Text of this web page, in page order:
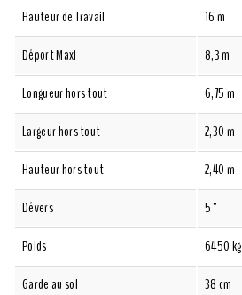
Hauteur de Travail
16 m
Déport Maxi
8,3 m
Longueur hors tout
6,75 m
Largeur hors tout
2,30 m
Hauteur hors tout
2,40 m
Dévers
5°
Poids
6450 kg
Garde au sol
38 cm